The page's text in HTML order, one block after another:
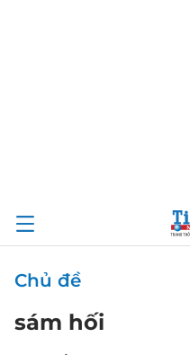
Chủ đề
sám hối